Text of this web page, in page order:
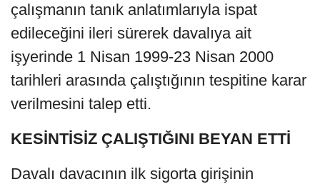
çalışmanın tanık anlatımlarıyla ispat
edileceğini ileri sürerek davalıya ait
işyerinde 1 Nisan 1999-23 Nisan 2000
tarihleri arasında çalıştığının tespitine karar
verilmesini talep etti.
KESİNTİSİZ ÇALIŞTIĞINI BEYAN ETTİ
Davalı davacının ilk sigorta girişinin